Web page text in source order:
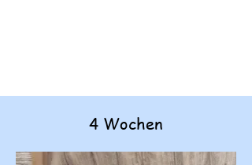
4 Wochen